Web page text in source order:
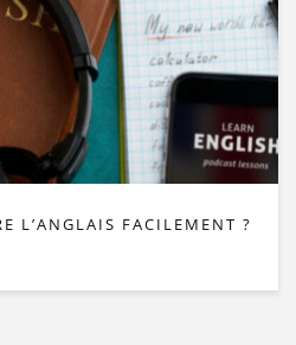
L’ANGLAIS FACILEMENT ?